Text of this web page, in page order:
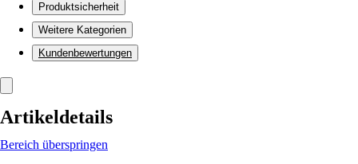
Produktsicherheit
Weitere Kategorien
Kundenbewertungen
Artikeldetails
Bereich überspringen